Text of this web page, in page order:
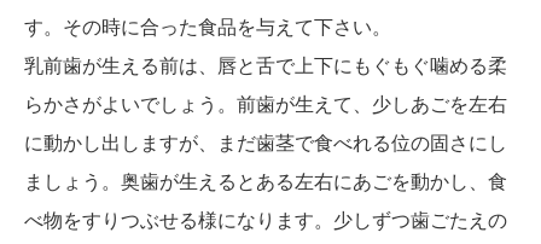
す。その時に合った食品を与えて下さい。
乳前歯が生える前は、唇と舌で上下にもぐもぐ噛める柔
らかさがよいでしょう。前歯が生えて、少しあごを左右
に動かし出しますが、まだ歯茎で食べれる位の固さにし
ましょう。奥歯が生えるとある左右にあごを動かし、食
べ物をすりつぶせる様になります。少しずつ歯ごたえの